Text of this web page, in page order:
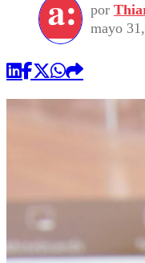
por
mayo